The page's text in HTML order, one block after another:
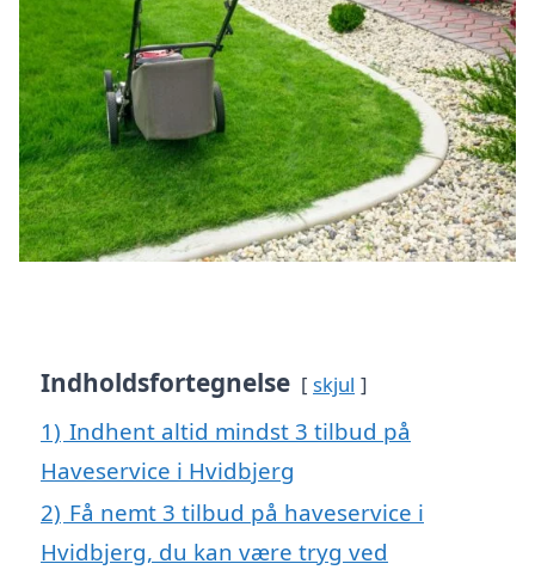
Indholdsfortegnelse skjul
1) Indhent altid mindst 3 tilbud på
Haveservice i Hvidbjerg
2) Få nemt 3 tilbud på haveservice i
Hvidbjerg, du kan være tryg ved